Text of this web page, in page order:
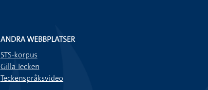
ANDRA WEBBPLATSER
STS-korpus
Gilla Tecken
Teckenspråksvideo